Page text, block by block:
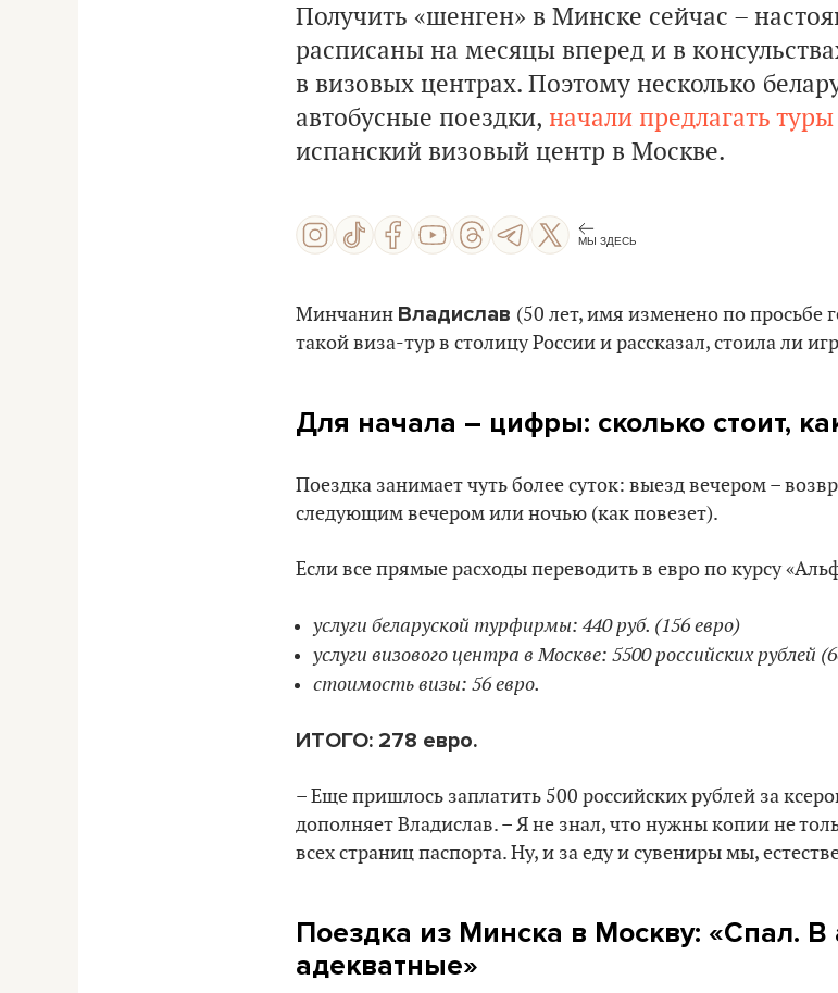
Получить «шенген» в Минске сейчас –
расписаны на месяцы вперед и в
в визовых центрах. Поэтому несколько
автобусные поездки, начали предлагать
испанский визовый центр в Москве.
МЫ ЗДЕСЬ
Минчанин Владислав (50 лет, имя изменено по просьбе
такой виза-тур в столицу России и рассказал, стоила ли
Для начала – цифры: сколько стоит,
Поездка занимает чуть более суток: выезд вечером –
следующим вечером или ночью (как повезет).
Если все прямые расходы переводить в евро по курсу
услуги беларуской турфирмы: 440 руб. (156 евро)
услуги визового центра в Москве: 5500 российских рублей
стоимость визы: 56 евро.
ИТОГО: 278 евро.
– Еще пришлось заплатить 500 российских рублей за
дополняет Владислав. – Я не знал, что нужны копии не
всех страниц паспорта. Ну, и за еду и сувениры мы,
Поездка из Минска в Москву: «Спал. В
адекватные»